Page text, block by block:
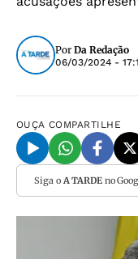
Por Da Redação
06/03/2024 -
OUÇA COMPARTILHE
Siga o A TARDEno